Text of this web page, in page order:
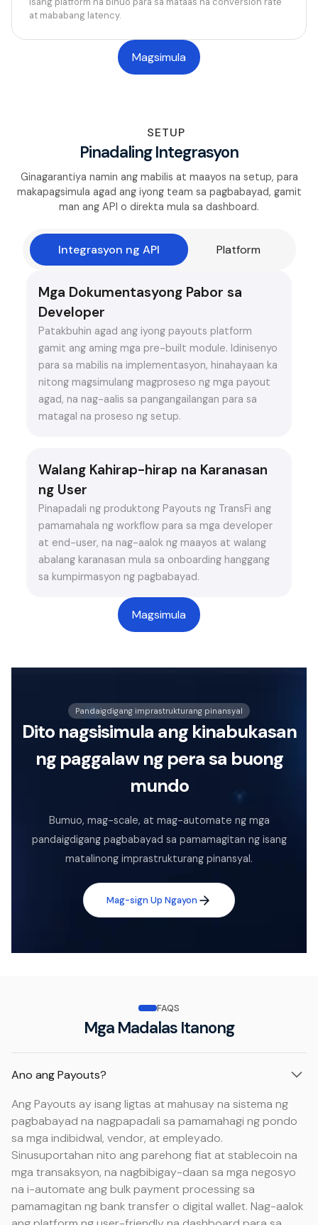
at mababang latency.
Magsimula
SETUP
Pinadaling Integrasyon
Ginagarantiya namin ang mabilis at maayos na setup, para
makapagsimula agad ang iyong team sa pagbabayad, gamit
man ang API o direkta mula sa dashboard.
Integrasyon ng API Platform
Mga Dokumentasyong Pabor sa
Developer
Patakbuhin agad ang iyong payouts platform
gamit ang aming mga pre-built module. Idinisenyo
para sa mabilis na implementasyon, hinahayaan ka
nitong magsimulang magproseso ng mga payout
agad, na nag-aalis sa pangangailangan para sa
matagal na proseso ng setup.
Walang Kahirap-hirap na Karanasan
ng User
Pinapadali ng produktong Payouts ng TransFi ang
pamamahala ng workflow para sa mga developer
at end-user, na nag-aalok ng maayos at walang
abalang karanasan mula sa onboarding hanggang
sa kumpirmasyon ng pagbabayad.
Magsimula
Pandaigdigang imprastrukturang pinansyal
Dito nagsisimula ang kinabukasan
ng paggalaw ng pera sa buong
mundo
Bumuo, mag-scale, at mag-automate ng mga
pandaigdigang pagbabayad sa pamamagitan ng isang
matalinong imprastrukturang pinansyal.
Mag-sign Up Ngayon
FAQS
Mga Madalas Itanong
Ano ang Payouts?
Ang Payouts ay isang ligtas at mahusay na sistema ng
pagbabayad na nagpapadali sa pamamahagi ng pondo
sa mga indibidwal, vendor, at empleyado.
Sinusuportahan nito ang parehong fiat at stablecoin na
mga transaksyon, na nagbibigay-daan sa mga negosyo
na i-automate ang bulk payment processing sa
pamamagitan ng bank transfer o digital wallet. Nag-aalok